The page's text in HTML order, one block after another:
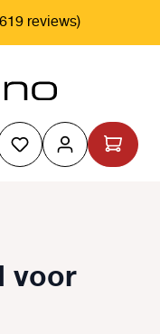
reviews)
Je hebt 0 items
voor